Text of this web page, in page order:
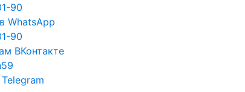
90
WhatsApp
90
ВКонтакте